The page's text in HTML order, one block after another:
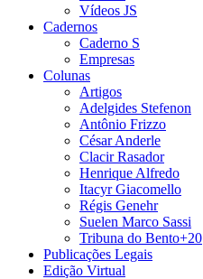
Vídeos JS
Cadernos
Caderno S
Empresas
Colunas
Artigos
Adelgides Stefenon
Antônio Frizzo
César Anderle
Clacir Rasador
Henrique Alfredo
Itacyr Giacomello
Régis Genehr
Suelen Marco Sassi
Tribuna do Bento+20
Publicações Legais
Edição Virtual